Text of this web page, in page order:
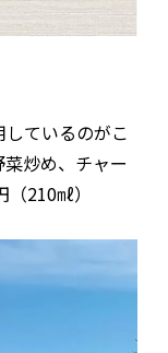
ているのがこ
炒め、チャー
210㎖）